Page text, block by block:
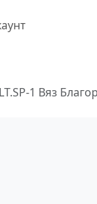
1 Вяз